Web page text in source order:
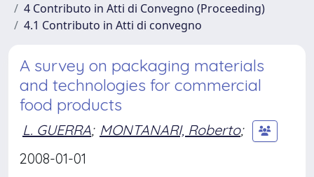
4 Contributo in Atti di Convegno (Proceeding)
4.1 Contributo in Atti di convegno
A survey on packaging materials
and technologies for commercial
food products
L. GUERRA; MONTANARI, Roberto;
2008-01-01